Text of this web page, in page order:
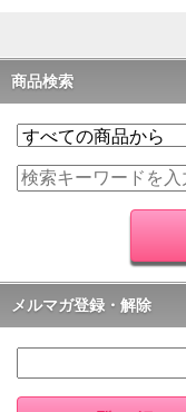
商品検索
メルマガ登録・解除